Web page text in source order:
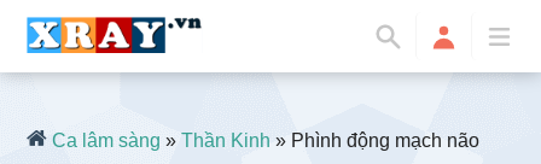
Ca lâm sàng »Thần Kinh » Phình động mạch não